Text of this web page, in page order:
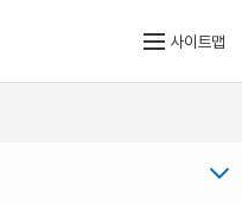
사이트맵